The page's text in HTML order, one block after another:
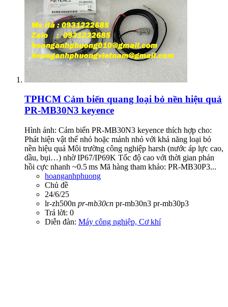
TPHCM Cảm biến quang loại bỏ nền hiệu quả
PR-MB30N3 keyence
Hình ảnh: Cảm biến PR‑MB30N3 keyence thích hợp cho:
Phát hiện vật thể nhỏ hoặc mảnh nhỏ với khả năng loại bỏ
nền hiệu quả Môi trường công nghiệp harsh (nước áp lực cao,
dầu, bụi…) nhờ IP67/IP69K Tốc độ cao với thời gian phản
hồi cực nhanh ~0.5 ms Mã hàng tham khảo: PR-MB30P3...
hoanganhphuong
Chủ đề
24/6/25
lr-zh500n pr-mb30cn pr-mb30n3 pr-mb30p3
Trả lời: 0
Diễn đàn: Máy công nghiệp, Cơ khí